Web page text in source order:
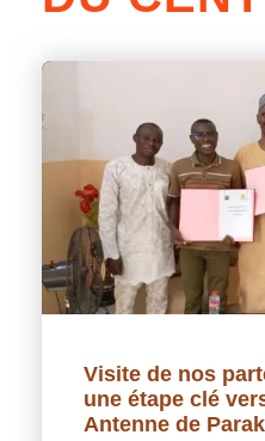
Visite de nos
une étape clé
Antenne de